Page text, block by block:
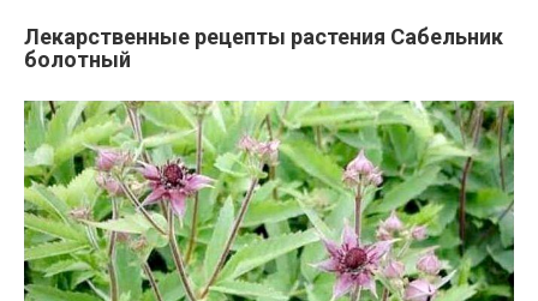
Лекарственные рецепты растения Сабельник
болотный